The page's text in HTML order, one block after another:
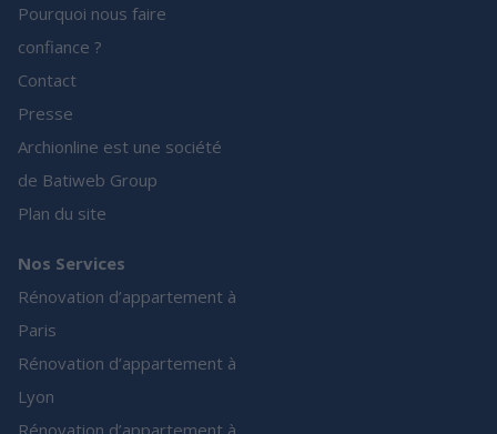
Pourquoi nous faire
confiance ?
Contact
Presse
Archionline est une société
de Batiweb Group
Plan du site
Nos Services
Rénovation d’appartement à
Paris
Rénovation d’appartement à
Lyon
Rénovation d’appartement à